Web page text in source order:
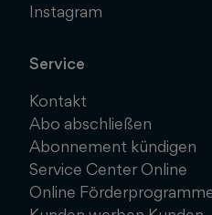
Instagram
Service
Kontakt
Abo abschließen
Abonnement kündigen
Service Center Online
Online